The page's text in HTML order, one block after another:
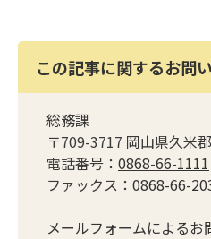
この記事に関するお問
総務課
〒709-3717 岡山県久米
電話番号： 0868-66-1111
ファックス： 0868-66-
メールフォームによるお